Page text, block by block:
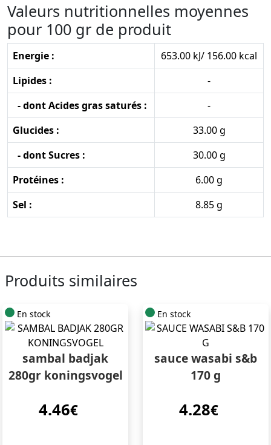
Valeurs nutritionnelles moyennes
pour 100 gr de produit
Energie :
653.00 kJ/ 156.00 kcal
Lipides :
-
- dont Acides gras saturés :
-
Glucides :
33.00 g
- dont Sucres :
30.00 g
Protéines :
6.00 g
Sel :
8.85 g
Produits similaires
En stock
sambal badjak
280gr koningsvogel
4.46€
En stock
sauce wasabi s&b
170 g
4.28€